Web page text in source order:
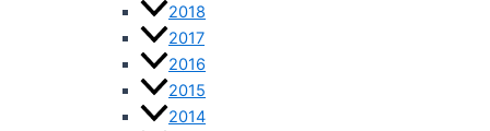
2018
2017
2016
2015
2014